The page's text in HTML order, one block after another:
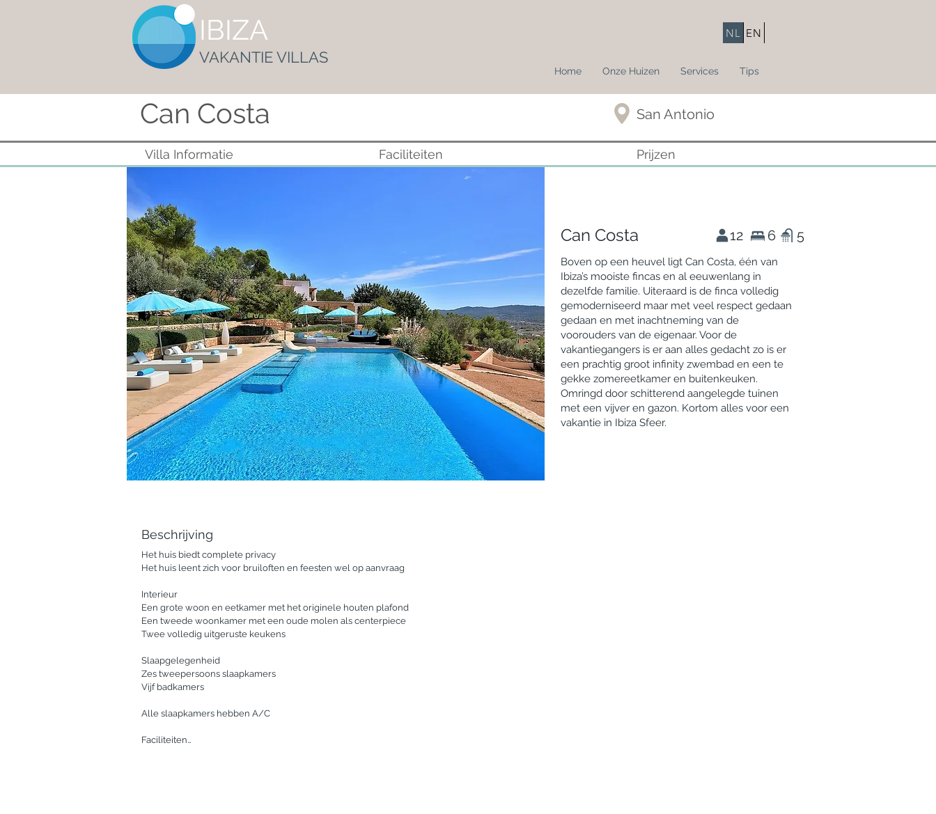
IBIZA
VAKANTIE VILLAS
NL EN
Home Onze Huizen Services Tips
Can Costa San Antonio
Villa Informatie Faciliteiten Prijzen
Can Costa 12 6 5
Boven op een heuvel ligt Can Costa, één van
Ibiza’s mooiste fincas en al eeuwenlang in
dezelfde familie. Uiteraard is de finca volledig
gemoderniseerd maar met veel respect gedaan
gedaan en met inachtneming van de
voorouders van de eigenaar. Voor de
vakantiegangers is er aan alles gedacht zo is er
een prachtig groot infinity zwembad en een te
gekke zomereetkamer en buitenkeuken.
Omringd door schitterend aangelegde tuinen
met een vijver en gazon. Kortom alles voor een
vakantie in Ibiza Sfeer.
Beschrijving
Het huis biedt complete privacy
Het huis leent zich voor bruiloften en feesten wel op aanvraag
Interieur
Een grote woon en eetkamer met het originele houten plafond
Een tweede woonkamer met een oude molen als centerpiece
Twee volledig uitgeruste keukens
Slaapgelegenheid
Zes tweepersoons slaapkamers
Vijf badkamers
Alle slaapkamers hebben A/C
Faciliteiten